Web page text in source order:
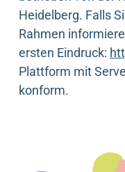
Heidelberg. Falls
Rahmen
ersten Eindruck:
Plattform mit
konform.